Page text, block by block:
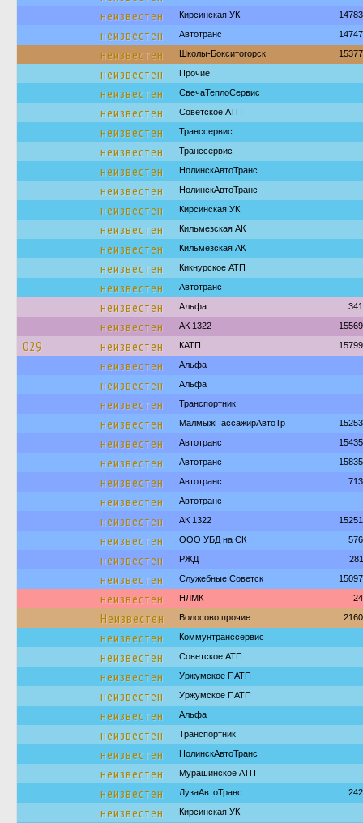
неизвестен
Кирсинская УК
неизвестен Автотранс
неизвестен Школы-Бокситогорск
неизвестен Прочие
неизвестен СвечаТеплоСервис
неизвестен Советское АТП
неизвестен Транссервис
неизвестен Транссервис
неизвестен НолинскАвтоТранс
неизвестен НолинскАвтоТранс
неизвестен Кирсинская УК
неизвестен Кильмезская АК
неизвестен Кильмезская АК
неизвестен Кикнурское АТП
неизвестен Автотранс
неизвестен Альфа
неизвестен АК 1322
029 неизвестен КАТП
неизвестен Альфа
неизвестен Альфа
неизвестен Транспортник
неизвестен МалмыжПассажирАвтоТр
неизвестен Автотранс
неизвестен Автотранс
неизвестен Автотранс
неизвестен Автотранс
неизвестен АК 1322
неизвестен ООО УБД на СК
неизвестен РЖД
неизвестен Служебные Советск
неизвестен НЛМК
Неизвестен Волосово прочие
неизвестен Коммунтранссервис
неизвестен Советское АТП
неизвестен Уржумское ПАТП
неизвестен Уржумское ПАТП
неизвестен Альфа
неизвестен Транспортник
неизвестен НолинскАвтоТранс
неизвестен Мурашинское АТП
неизвестен ЛузаАвтоТранс
неизвестен Кирсинская УК